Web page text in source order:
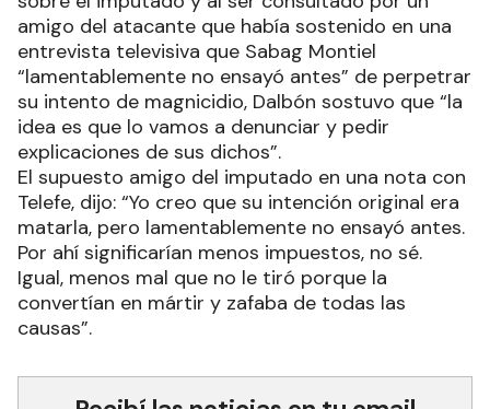
amigo del atacante que había sostenido en una
entrevista televisiva que Sabag Montiel
“lamentablemente no ensayó antes” de perpetrar
su intento de magnicidio, Dalbón sostuvo que “la
idea es que lo vamos a denunciar y pedir
explicaciones de sus dichos”.
El supuesto amigo del imputado en una nota con
Telefe, dijo: “Yo creo que su intención original era
matarla, pero lamentablemente no ensayó antes.
Por ahí significarían menos impuestos, no sé.
Igual, menos mal que no le tiró porque la
convertían en mártir y zafaba de todas las
causas”.